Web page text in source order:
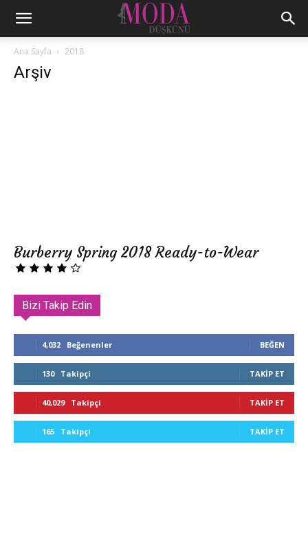
Ana Sayfa 2018
Arşiv
Burberry Spring 2018 Ready-to-Wear
Bizi Takip Edin
4,032 Beğenenler BEĞEN
130 Takipçi TAKIP ET
40,029 Takipçi TAKIP ET
165 Takipçi TAKIP ET